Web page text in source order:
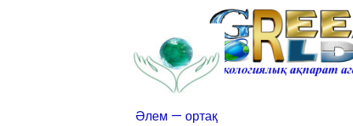
Әлем — ортақ